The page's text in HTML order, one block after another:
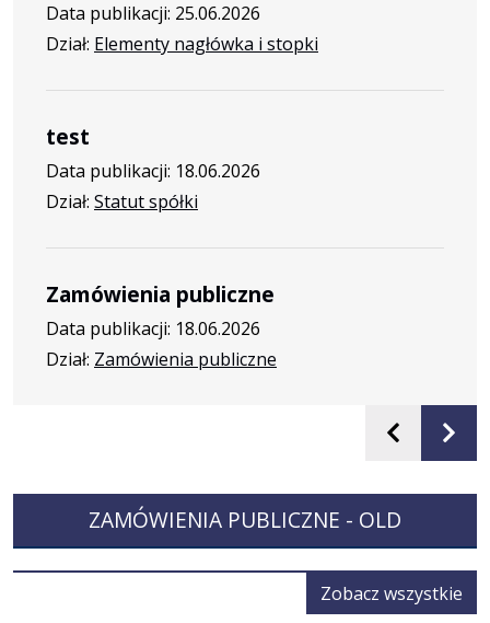
Data publikacji: 25.06.2026
Dział: Elementy nagłówka i stopki
test
Data publikacji: 18.06.2026
Dział: Statut spółki
Zamówienia publiczne
Data publikacji: 18.06.2026
Dział: Zamówienia publiczne
slajd
ZAMÓWIENIA PUBLICZNE - OLD
Zobacz wszystkie